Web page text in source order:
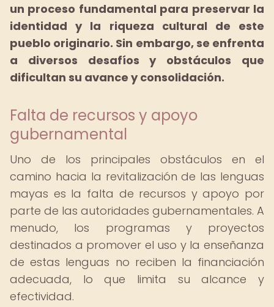
un proceso fundamental para preservar la
identidad y la riqueza cultural de este
pueblo originario. Sin embargo, se enfrenta
a diversos desafíos y obstáculos que
dificultan su avance y consolidación.
Falta de recursos y apoyo
gubernamental
Uno de los principales obstáculos en el
camino hacia la revitalización de las lenguas
mayas es la falta de recursos y apoyo por
parte de las autoridades gubernamentales. A
menudo, los programas y proyectos
destinados a promover el uso y la enseñanza
de estas lenguas no reciben la financiación
adecuada, lo que limita su alcance y
efectividad.